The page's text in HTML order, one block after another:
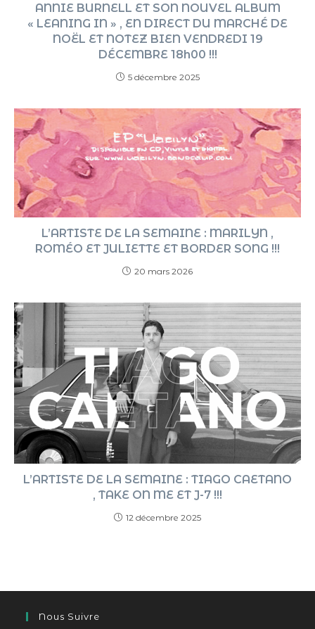
ANNIE BURNELL ET SON NOUVEL ALBUM
« LEANING IN » , EN DIRECT DU MARCHÉ DE
NOËL ET NOTEZ BIEN VENDREDI 19
DÉCEMBRE 18h00 !!!
5 décembre 2025
L’ARTISTE DE LA SEMAINE : MARILYN ,
ROMÉO ET JULIETTE ET BORDER SONG !!!
20 mars 2026
L’ARTISTE DE LA SEMAINE : TIAGO CAETANO
, TAKE ON ME ET J-7 !!!
12 décembre 2025
Nous Suivre